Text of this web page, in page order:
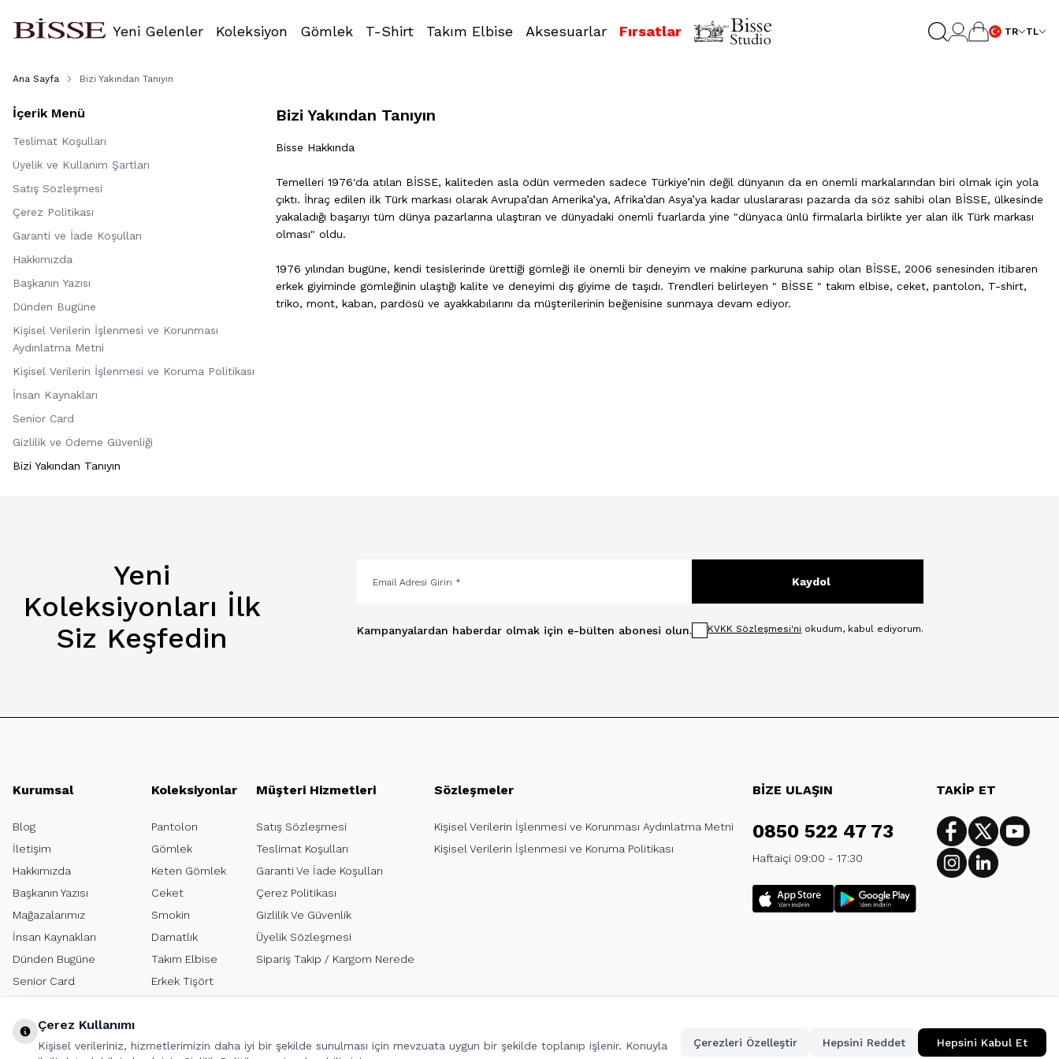
Yeni Gelenler Koleksiyon Gömlek T-Shirt Takım Elbise Aksesuarlar Fırsatlar TR TL
Ana Sayfa Bizi Yakından Tanıyın
İçerik Menü
Teslimat Koşulları
Üyelik ve Kullanım Şartları
Satış Sözleşmesi
Çerez Politikası
Garanti ve İade Koşulları
Hakkımızda
Başkanın Yazısı
Dünden Bugüne
Kişisel Verilerin İşlenmesi ve Korunması
Aydınlatma Metni
Kişisel Verilerin İşlenmesi ve Koruma Politikası
İnsan Kaynakları
Senior Card
Gizlilik ve Ödeme Güvenliği
Bizi Yakından Tanıyın
Bizi Yakından Tanıyın
Bisse Hakkında
Temelleri 1976'da atılan BİSSE, kaliteden asla ödün vermeden sadece Türkiye’nin değil dünyanın da en önemli markalarından biri olmak için yola
çıktı. İhraç edilen ilk Türk markası olarak Avrupa’dan Amerika’ya, Afrika’dan Asya’ya kadar uluslararası pazarda da söz sahibi olan BİSSE, ülkesinde
yakaladığı başarıyı tüm dünya pazarlarına ulaştıran ve dünyadaki önemli fuarlarda yine "dünyaca ünlü firmalarla birlikte yer alan ilk Türk markası
olması" oldu.
1976 yılından bugüne, kendi tesislerinde ürettiği gömleği ile önemli bir deneyim ve makine parkuruna sahip olan BİSSE, 2006 senesinden itibaren
erkek giyiminde gömleğinin ulaştığı kalite ve deneyimi dış giyime de taşıdı. Trendleri belirleyen " BİSSE " takım elbise, ceket, pantolon, T-shirt,
triko, mont, kaban, pardösü ve ayakkabılarını da müşterilerinin beğenisine sunmaya devam ediyor.
Yeni
Koleksiyonları İlk
Siz Keşfedin
Kampanyalardan haberdar olmak için e-bülten abonesi olun.
Kaydol
KVKK Sözleşmesi'ni okudum, kabul ediyorum.
Kurumsal
Blog
İletişim
Hakkımızda
Başkanın Yazısı
Mağazalarımız
İnsan Kaynakları
Dünden Bugüne
Senior Card
Koleksiyonlar
Pantolon
Gömlek
Keten Gömlek
Ceket
Smokin
Damatlık
Takım Elbise
Erkek Tişört
Müşteri Hizmetleri
Satış Sözleşmesi
Teslimat Koşulları
Garanti Ve İade Koşulları
Çerez Politikası
Gizlilik Ve Güvenlik
Üyelik Sözleşmesi
Sipariş Takip / Kargom Nerede
Sözleşmeler
Kişisel Verilerin İşlenmesi ve Korunması Aydınlatma Metni
Kişisel Verilerin İşlenmesi ve Koruma Politikası
BİZE ULAŞIN
0850 522 47 73
Haftaiçi 09:00 - 17:30
TAKİP ET
Facebook
Twitter
InstagramLinkedin
Çerez Kullanımı
Kişisel verileriniz, hizmetlerimizin daha iyi bir şekilde sunulması için mevzuata uygun bir şekilde toplanıp işlenir. Konuyla
Çerezleri Özelleştir Hepsini Reddet Hepsini Kabul Et